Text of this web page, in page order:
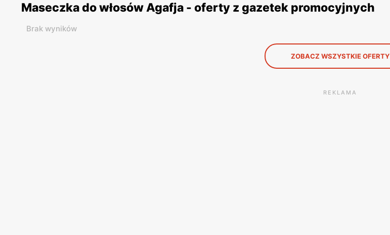
Maseczka do włosów Agafja - oferty z gazetek promocyjnych
Brak wyników
ZOBACZ WSZYSTKIE OFERTY
REKLAMA